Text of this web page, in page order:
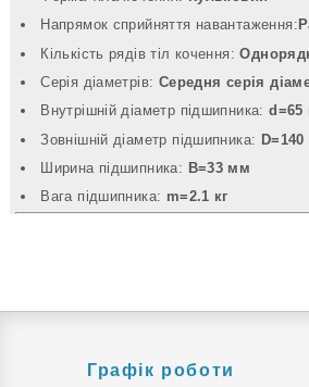
Напрямок сприйняття навантаження:
Кількість рядів тіл кочення:
Серія діаметрів: Середня серія
Внутрішній діаметр підшипника:d=65
Зовнішній діаметр підшипника:
Ширина підшипника: B=33 мм
Вага підшипника: m=2.1 кг
Графік роботи